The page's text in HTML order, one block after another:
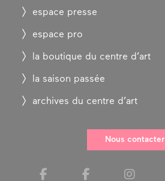
espace presse
espace pro
la boutique du centre d’art
la saison passée
archives du centre d’art
Nous contacter